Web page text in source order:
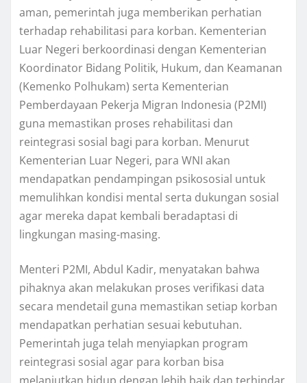
aman, pemerintah juga memberikan perhatian
terhadap rehabilitasi para korban. Kementerian
Luar Negeri berkoordinasi dengan Kementerian
Koordinator Bidang Politik, Hukum, dan Keamanan
(Kemenko Polhukam) serta Kementerian
Pemberdayaan Pekerja Migran Indonesia (P2MI)
guna memastikan proses rehabilitasi dan
reintegrasi sosial bagi para korban. Menurut
Kementerian Luar Negeri, para WNI akan
mendapatkan pendampingan psikososial untuk
memulihkan kondisi mental serta dukungan sosial
agar mereka dapat kembali beradaptasi di
lingkungan masing-masing.
Menteri P2MI, Abdul Kadir, menyatakan bahwa
pihaknya akan melakukan proses verifikasi data
secara mendetail guna memastikan setiap korban
mendapatkan perhatian sesuai kebutuhan.
Pemerintah juga telah menyiapkan program
reintegrasi sosial agar para korban bisa